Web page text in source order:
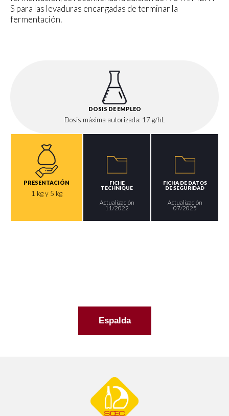
S para las levaduras encargadas de terminar la
fermentación.
DOSIS DE EMPLEO
Dosis máxima autorizada: 17 g/hL
PRESENTACIÓN
1 kg y 5 kg
FICHE
TECHNIQUE
Actualización
11/2022
FICHA DE DATOS
DE SEGURIDAD
Actualización
07/2025
Espalda